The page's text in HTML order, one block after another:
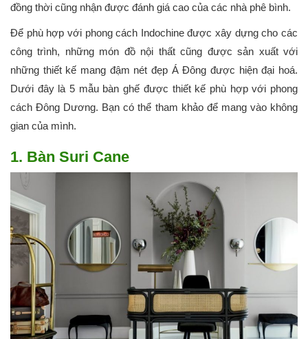
đồng thời cũng nhận được đánh giá cao của các nhà phê bình.
Để phù hợp với phong cách Indochine được xây dựng cho các
công trình, những món đồ nội thất cũng được sản xuất với
những thiết kế mang đậm nét đẹp Á Đông được hiện đại hoá.
Dưới đây là 5 mẫu bàn ghế được thiết kế phù hợp với phong
cách Đông Dương. Bạn có thể tham khảo để mang vào không
gian của mình.
1. Bàn Suri Cane